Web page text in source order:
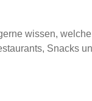
wissen,
Snacks